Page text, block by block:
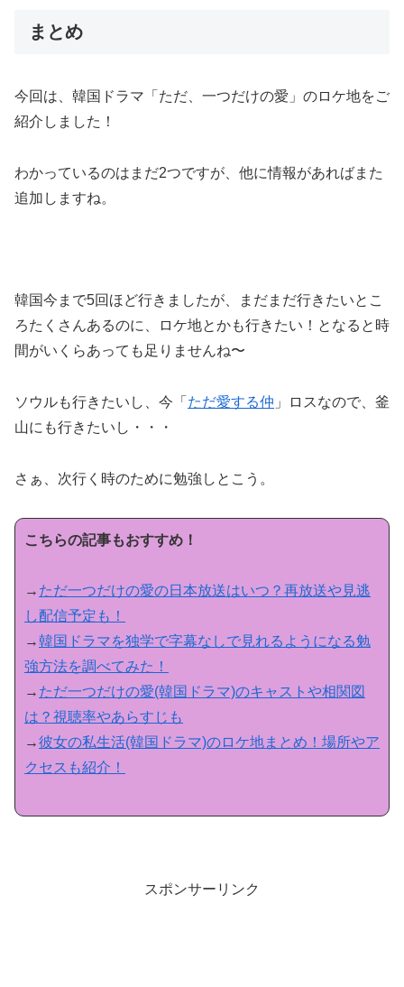
まとめ
今回は、韓国ドラマ「ただ、一つだけの愛」のロケ地をご
紹介しました！
わかっているのはまだ2つですが、他に情報があればまた
追加しますね。
韓国今まで5回ほど行きましたが、まだまだ行きたいとこ
ろたくさんあるのに、ロケ地とかも行きたい！となると時
間がいくらあっても足りませんね〜
ソウルも行きたいし、今「 ただ愛する仲 」ロスなので、釜
山にも行きたいし・・・
さぁ、次行く時のために勉強しとこう。
こちらの記事もおすすめ！
→ ただ一つだけの愛の日本放送はいつ？再放送や見逃
し配信予定も！
→韓国ドラマを独学で字幕なしで見れるようになる勉
強方法を調べてみた！
→ ただ一つだけの愛(韓国ドラマ)のキャストや相関図
は？視聴率やあらすじも
→彼女の私生活(韓国ドラマ)のロケ地まとめ！場所やア
クセスも紹介！
スポンサーリンク